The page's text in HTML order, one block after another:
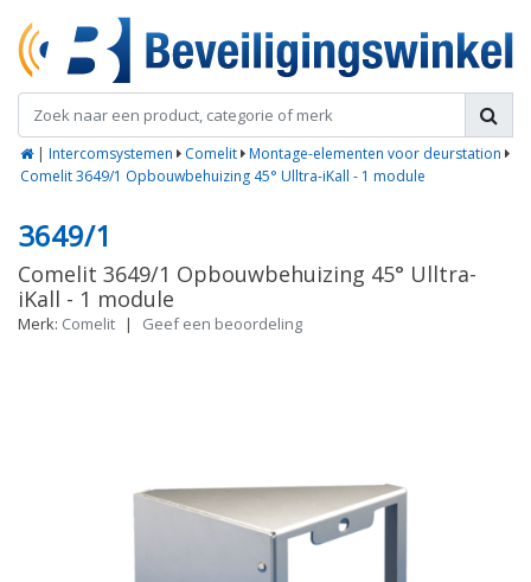
| Intercomsystemen Comelit Montage-elementen voor deurstation
Comelit 3649/1 Opbouwbehuizing 45° Ulltra-iKall - 1 module
3649/1
Comelit 3649/1 Opbouwbehuizing 45° Ulltra-
iKall - 1 module
Merk: Comelit | Geef een beoordeling